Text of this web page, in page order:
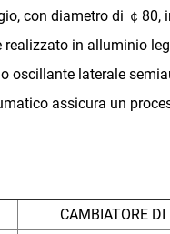
con diametro di ￠80,
in alluminio
oscillante laterale
assicura un
CAMBIATORE